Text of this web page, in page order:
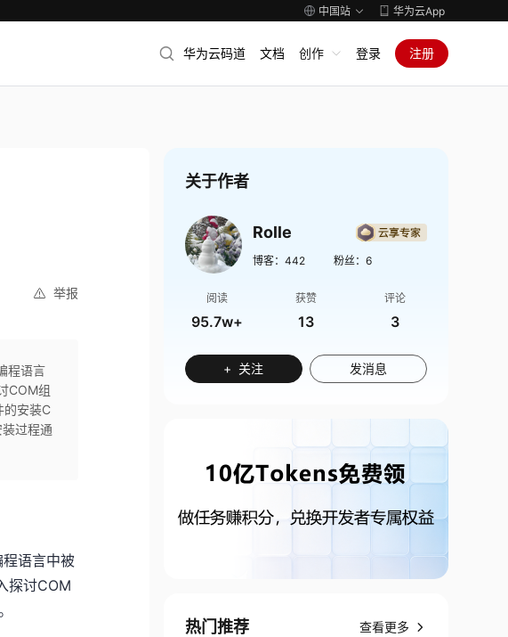
中国站 华为云App
华为云码道 文档 创作 登录 注册
举报
程语言
COM组
的安装C
过程通
语言中被
探讨COM
关于作者
Rolle
博客： 442 粉丝： 6
阅读
95.7w+
获赞
13
评论
3
+ 关注 发消息
热门推荐 查看更多